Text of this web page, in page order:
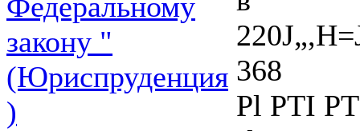
закону "
(Юриспруденция
)
368
Pl PTI